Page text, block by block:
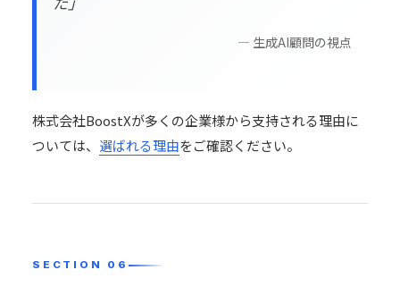
— 生成AI顧問の視点
株式会社BoostXが多くの企業様から支持される理由に
ついては、 選ばれる理由をご確認ください。